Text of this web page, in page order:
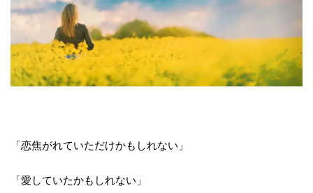
「恋焦がれていただけかもしれない」
「愛していたかもしれない」